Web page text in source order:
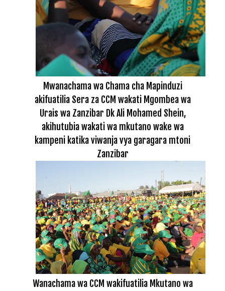
Mwanachama wa Chama cha Mapinduzi
akifuatilia Sera za CCM wakati Mgombea wa
Urais wa Zanzibar Dk Ali Mohamed Shein,
akihutubia wakati wa mkutano wake wa
kampeni katika viwanja vya garagara mtoni
Zanzibar
Wanachama wa CCM wakifuatilia Mkutano wa